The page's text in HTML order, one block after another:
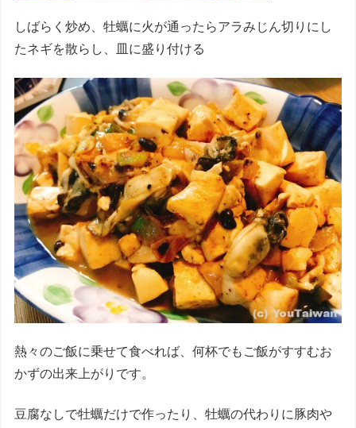
しばらく炒め、牡蠣に火が通ったらアラみじん切りにし
たネギを散らし、皿に盛り付ける
熱々のご飯に乗せて食べれば、何杯でもご飯がすすむお
かずの出来上がりです。
豆腐なしで牡蠣だけで作ったり、牡蠣の代わりに豚肉や